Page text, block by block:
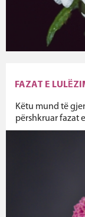
FAZAT E
Këtu mund të
përshkruar fazat